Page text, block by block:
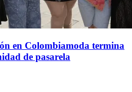
en Colombiamoda termina
de pasarela